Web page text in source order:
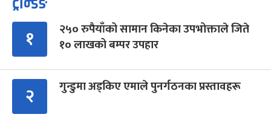
१
२५० रुपैयाँको सामान किनेका उपभोक्ताले जिते
१० लाखको बम्पर उपहार
२ गुन्डुमा अड्किए एमाले पुनर्गठनका प्रस्तावहरू